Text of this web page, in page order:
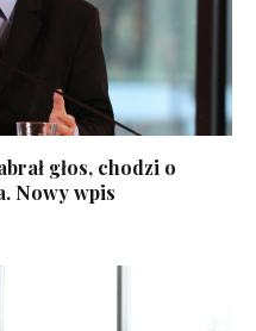
głos, chodzi o
Nowy wpis